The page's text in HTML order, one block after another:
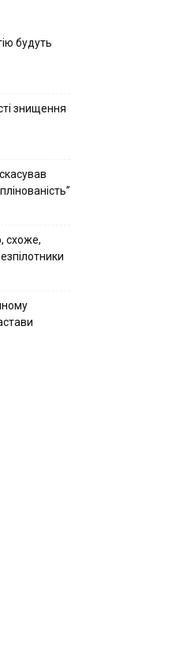
будуть
знищення
схоже,